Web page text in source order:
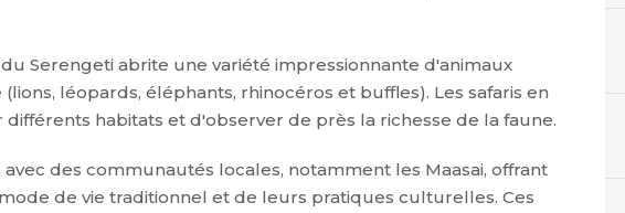
Serengeti abrite une variété impressionnante d'animaux
léopards, éléphants, rhinocéros et buffles). Les safaris en
habitats et d'observer de près la richesse de la faune.
des communautés locales, notamment les Maasai, offrant
de vie traditionnel et de leurs pratiques culturelles. Ces